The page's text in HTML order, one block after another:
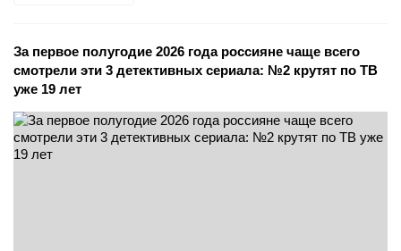
За первое полугодие 2026 года россияне чаще всего
смотрели эти 3 детективных сериала: №2 крутят по ТВ
уже 19 лет